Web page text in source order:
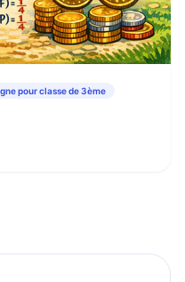
pour classe de 3ème